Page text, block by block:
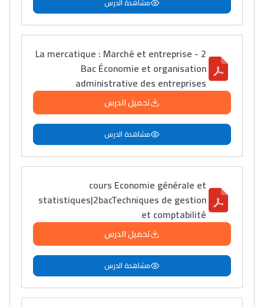
Lycée Maroc
التعليم الثانوي التأهيلي
Collège au Maroc
التعليم الثانوي الإعدادي
La mercatique : Marché et entreprise - 2
Bac Économie et organisation
administrative des entreprises
تحميل الدرس
مشاهدة الدرس
cours Economie générale et
statistiques|2bacTechniques de gestion
et comptabilité
تحميل الدرس
مشاهدة الدرس